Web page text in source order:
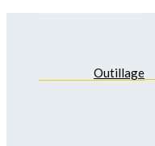
Outillage